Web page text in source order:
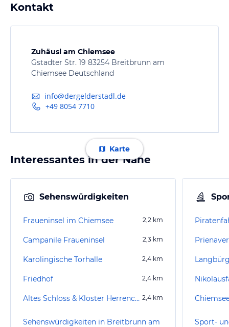
Kontakt
Zuhäusl am Chiemsee
Gstadter Str. 19 83254 Breitbrunn am
Chiemsee Deutschland
info@dergelderstadl.de
+49 8054 7710
Karte
Interessantes in der Nähe
Sehenswürdigkeiten
Fraueninsel im Chiemsee 2,2 km
Campanile Fraueninsel 2,3 km
Karolingische Torhalle 2,4 km
Friedhof 2,4 km
Altes Schloss & Kloster Herrenchiemsee 2,4 km
Sehenswürdigkeiten in Breitbrunn am
Sport-